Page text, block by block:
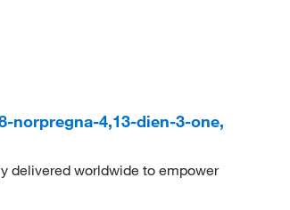
norpregna-4,13-dien-3-one,
delivered worldwide to empower